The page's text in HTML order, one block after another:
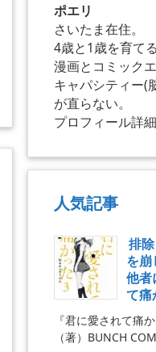
ポエリ
さいたま在住。
4歳と1歳を育て
漫画とコミック
キャパシティー(
が直らない。
プロフィール詳細
人気記事
排
を崩
他
て痛
『君に愛されて痛
（著）BUNCH